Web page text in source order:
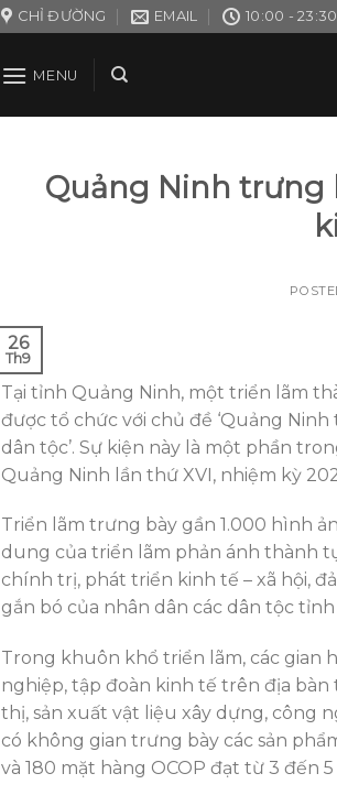
CHỈ ĐƯỜNG EMAIL 10:00 - 23:30
MENU
Quảng Ninh trưng
26
Th9
Tại tỉnh Quảng Ninh, một triển lãm
được tổ chức với chủ đề ‘Quảng
dân tộc’. Sự kiện này là một phần
Quảng Ninh lần thứ XVI, nhiệm kỳ
Triển lãm trưng bày gần 1.000 hình
dung của triển lãm phản ánh thành
chính trị, phát triển kinh tế – xã hội,
gắn bó của nhân dân các dân tộc
Trong khuôn khổ triển lãm, các gian
nghiệp, tập đoàn kinh tế trên địa
thị, sản xuất vật liệu xây dựng, công
có không gian trưng bày các sản
và 180 mặt hàng OCOP đạt từ 3 đến 5